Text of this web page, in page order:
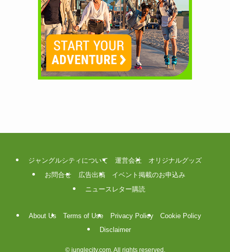
ジャングルシティについて 運営会社
オリジナルグッズ
お問合せ
広告出稿
イベント掲載のお申込み
ニュースレター購読
About Us Terms of Use Privacy Policy
Cookie Policy
Disclaimer
©junglecity.com. All rights reserved.